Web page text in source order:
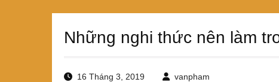
Những nghi thức nên làm
16 Tháng 3, 2019 vanpham